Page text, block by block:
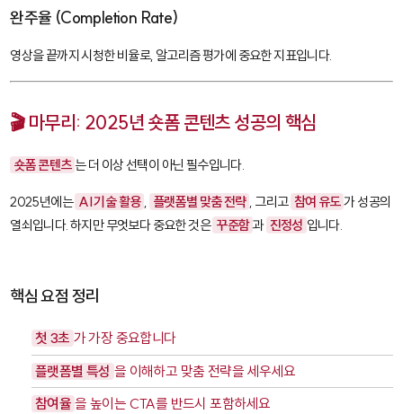
완주율 (Completion Rate)
영상을 끝까지 시청한 비율로, 알고리즘 평가에 중요한 지표입니다.
🎬 마무리: 2025년 숏폼 콘텐츠 성공의 핵심
숏폼 콘텐츠 는 더 이상 선택이 아닌 필수입니다.
2025년에는 AI 기술 활용 , 플랫폼별 맞춤 전략 , 그리고 참여 유도가 성공의
열쇠입니다. 하지만 무엇보다 중요한 것은 꾸준함과 진정성 입니다.
핵심 요점 정리
첫 3초 가 가장 중요합니다
플랫폼별 특성 을 이해하고 맞춤 전략을 세우세요
참여율 을 높이는 CTA를 반드시 포함하세요